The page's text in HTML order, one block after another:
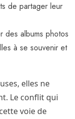
de partager leur
des albums photos
à se souvenir et
elles ne
Le conflit qui
voie de